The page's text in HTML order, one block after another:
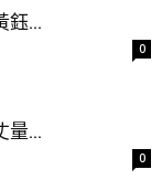
鈺...
0
量...
0